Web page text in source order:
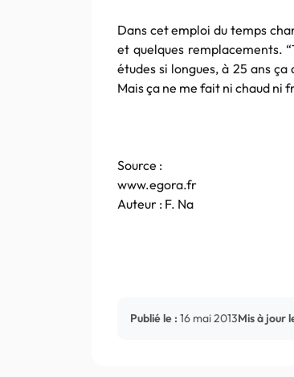
Dans cet emploi du temps
et quelques remplacements.
études si longues, à 25 ans
Mais ça ne me fait ni chaud ni
Source :
www.egora.fr
Auteur : F. Na
Publié le : 16 mai 2013Mis à jour